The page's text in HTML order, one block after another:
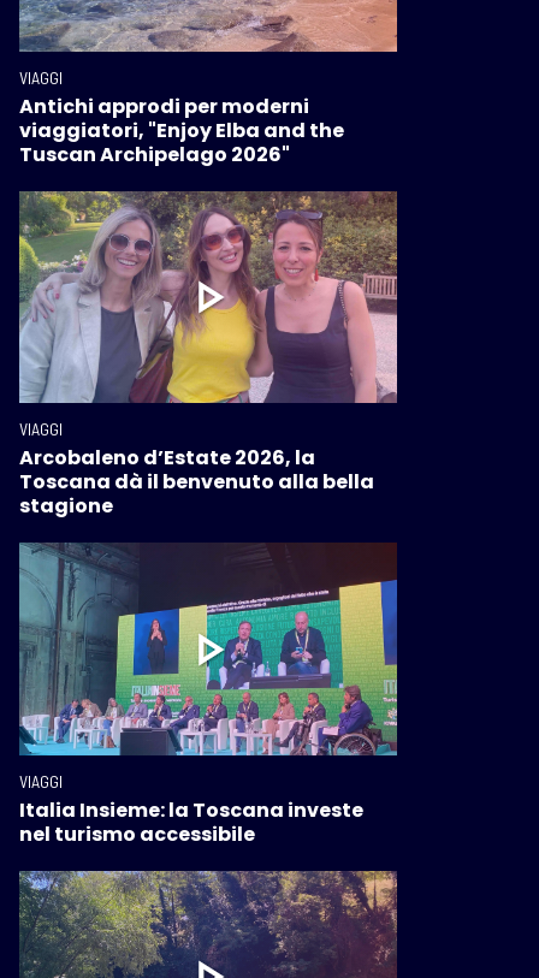
VIAGGI
Antichi approdi per moderni
viaggiatori, "Enjoy Elba and the
Tuscan Archipelago 2026"
VIAGGI
Arcobaleno d’Estate 2026, la
Toscana dà il benvenuto alla bella
stagione
VIAGGI
Italia Insieme: la Toscana investe
nel turismo accessibile